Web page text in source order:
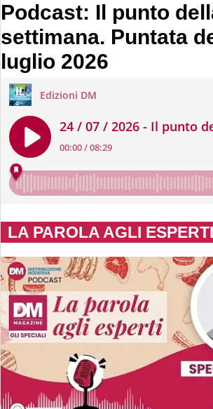
Podcast: Il punto
settimana. Puntata
luglio 2026
LA PAROLA AGLI ESPERTI